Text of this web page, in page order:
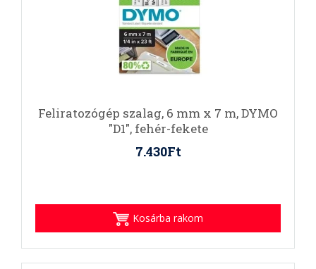
Feliratozógép szalag, 6 mm x 7 m, DYMO
"D1", fehér-fekete
7.430Ft
Kosárba rakom